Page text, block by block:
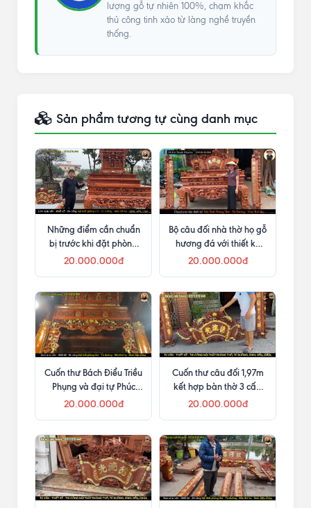
lượng gỗ tự nhiên 100%, chạm khắc
thủ công tinh xảo từ làng nghề truyền
thống.
Sản phẩm tương tự cùng danh mục
Những điểm cần chuẩn
bị trước khi đặt phòng
thờ
20.000.000đ
Bộ câu đối nhà thờ họ gỗ
hương đá với thiết kế
lòng liền
20.000.000đ
Cuốn thư Bách Điểu Triều
Phụng và đại tự Phúc
Trạch Vĩnh Tồn cùng cửa
20.000.000đ
Cuốn thư câu đối 1,97m
kết hợp bàn thờ 3 cấp
và khám thờ
20.000.000đ